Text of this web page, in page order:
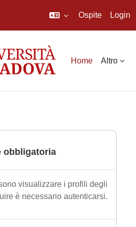
Ospite Login
Home Altro
obbligatoria
visualizzare i profili degli
è necessario autenticarsi.